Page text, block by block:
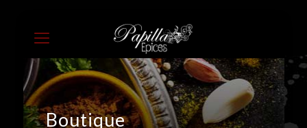
Boutique